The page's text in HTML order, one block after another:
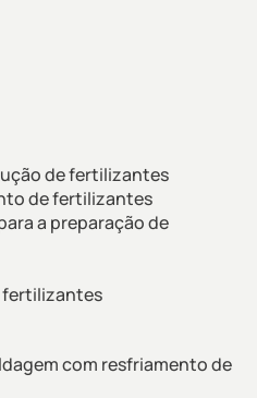
de fertilizantes
de fertilizantes
a preparação de
fertilizantes
com resfriamento de